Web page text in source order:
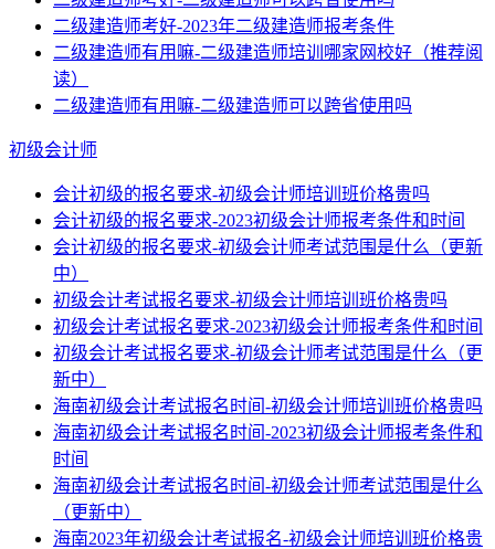
二级建造师考好-2023年二级建造师报考条件
二级建造师有用嘛-二级建造师培训哪家网校好（推荐阅
读）
二级建造师有用嘛-二级建造师可以跨省使用吗
初级会计师
会计初级的报名要求-初级会计师培训班价格贵吗
会计初级的报名要求-2023初级会计师报考条件和时间
会计初级的报名要求-初级会计师考试范围是什么（更新
中）
初级会计考试报名要求-初级会计师培训班价格贵吗
初级会计考试报名要求-2023初级会计师报考条件和时间
初级会计考试报名要求-初级会计师考试范围是什么（更
新中）
海南初级会计考试报名时间-初级会计师培训班价格贵吗
海南初级会计考试报名时间-2023初级会计师报考条件和
时间
海南初级会计考试报名时间-初级会计师考试范围是什么
（更新中）
海南2023年初级会计考试报名-初级会计师培训班价格贵